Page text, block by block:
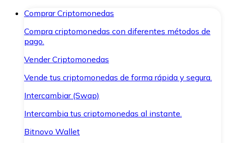
Comprar Criptomonedas
Compra criptomonedas con diferentes métodos de
pago.
Vender Criptomonedas
Vende tus criptomonedas de forma rápida y segura.
Intercambiar (Swap)
Intercambia tus criptomonedas al instante.
Bitnovo Wallet